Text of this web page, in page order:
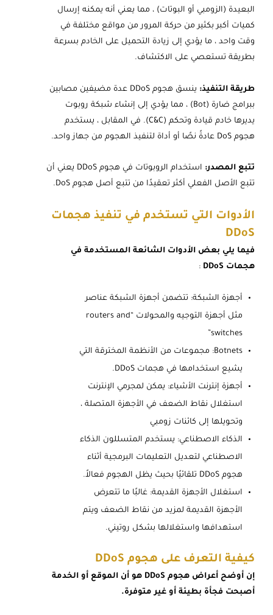
البعيدة (الزومبي أو البوتات) ، مما يعني أنه يمكنه إرسال
كميات أكبر بكثير من حركة المرور من مواقع مختلفة في
وقت واحد ، ما يؤدي إلى زيادة التحميل على الخادم بسرعة
بطريقة تستعصي على الاكتشاف.
طريقة التنفيذ:
ينسق هجوم DDoS عدة مضيفين مصابين
ببرامج ضارة (Bot) ، مما يؤدي إلى إنشاء شبكة روبوت
يديرها خادم قيادة وتحكم (C&C). في المقابل ، يستخدم
هجوم DoS عادةً نصًا أو أداة لتنفيذ الهجوم من جهاز واحد.
تتبع المصدر:
استخدام الروبوتات في هجوم DDoS يعني أن
تتبع الأصل الفعلي أكثر تعقيدًا من تتبع أصل هجوم DoS.
الأدوات التي تستخدم في تنفيذ هجمات
DDoS
فيما يلي بعض الأدوات الشائعة المستخدمة في
هجمات DDoS
:
أجهزة الشبكة: تتضمن أجهزة الشبكة عناصر
مثل أجهزة التوجيه والمحولات “routers and
switches”
Botnets: مجموعات من الأنظمة المخترقة التي
يشيع استخدامها في هجمات DDoS.
أجهزة إنترنت الأشياء: يمكن لمجرمي الإنترنت
استغلال نقاط الضعف في الأجهزة المتصلة ،
وتحويلها إلى كائنات زومبي
الذكاء الاصطناعي: يستخدم المتسللون الذكاء
الاصطناعي لتعديل التعليمات البرمجية أثناء
هجوم DDoS تلقائيًا بحيث يظل الهجوم فعالاً.
استغلال الأجهزة القديمة: غالبًا ما تتعرض
الأجهزة القديمة لمزيد من نقاط الضعف ويتم
استهدافها واستغلالها بشكل روتيني.
كيفية التعرف على هجوم DDoS
إن أوضح أعراض هجوم DDoS هو أن الموقع أو الخدمة
أصبحت فجأة بطيئة أو غير متوفرة.